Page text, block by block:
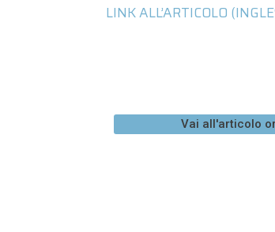
LINK ALL’ARTICOLO
Vai all'articolo